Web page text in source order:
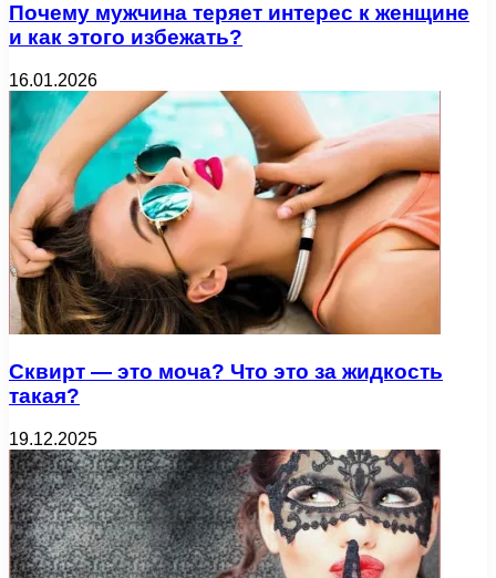
Почему мужчина теряет интерес к женщине
и как этого избежать?
16.01.2026
Сквирт — это моча? Что это за жидкость
такая?
19.12.2025